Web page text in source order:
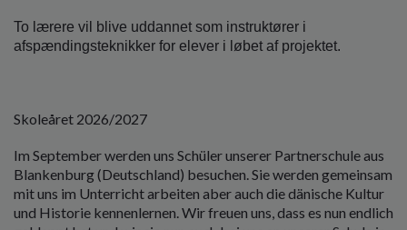
To lærere vil blive uddannet som instruktører i
afspændingsteknikker for elever i løbet af projektet.
Skoleåret 2026/2027
Im September werden uns Schüler unserer Partnerschule aus
Blankenburg (Deutschland) besuchen. Sie werden gemeinsam
mit uns im Unterricht arbeiten aber auch die dänische Kultur
und Historie kennenlernen. Wir freuen uns, dass es nun endlich